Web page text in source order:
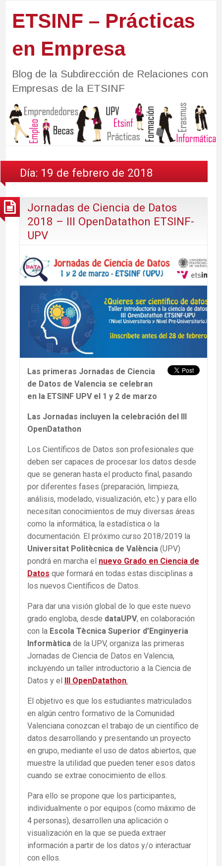
ETSINF – Prácticas
en Empresa
Blog de la Subdirección de Relaciones con
Empresas de la ETSINF
Día: 19 de febrero de 2018
Jornadas de Ciencia de Datos
2018 – III OpenDatathon ETSINF-
UPV
Las primeras Jornadas de Ciencia
de Datos de Valencia se celebran
en la ETSINF UPV el 1 y 2 de marzo
Las Jornadas incluyen la celebración del III
OpenDatathon
Los Científicos de Datos son profesionales que
deben ser capaces de procesar los datos desde
que se generan hasta el producto final, pasando
por diferentes fases (preparación, limpieza,
análisis, modelado, visualización, etc.) y para ello
necesitan conocimientos de muy diversas áreas
como la informática, la estadística o la
documentación. El próximo curso 2018/2019 la
Universitat Politècnica de València (UPV)
pondrá en marcha el nuevo Grado en Ciencia de
Datos que formará en todas estas disciplinas a
los nuevos Científicos de Datos.
Para dar una visión global de lo que este nuevo
grado engloba, desde dataUPV, en colaboración
con la Escola Tècnica Superior d’Enginyeria
Informàtica de la UPV, organiza las primeras
Jornadas de Ciencia de Datos en Valencia,
incluyendo un taller introductorio a la Ciencia de
Datos y el
III OpenDatathon.
El objetivo es que los estudiantes matriculados
en algún centro formativo de la Comunidad
Valenciana conozcan el trabajo de un científico de
datos desarrollando y presentando un proyecto
en grupo, mediante el uso de datos abiertos, que
muestre la utilidad que pueden tener esos datos
cuando se extrae conocimiento de ellos.
Para ello se propone que los participantes,
individualmente o por equipos (como máximo de
4 personas), desarrollen una aplicación o
visualización en la que se pueda extraer
información a partir de los datos y/o interactuar
con ellos.